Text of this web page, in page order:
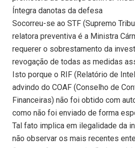
Íntegra danotas da defesa
Socorreu-se ao STF (Supremo
relatora preventiva é a Ministra
requerer o sobrestamento da
revogação de todas as medidas
Isto porque o RIF (Relatório de
advindo do COAF (Conselho de
Financeiras) não foi obtido com
como não foi enviado de forma
Tal fato implica em ilegalidade da
não observar os mais recentes